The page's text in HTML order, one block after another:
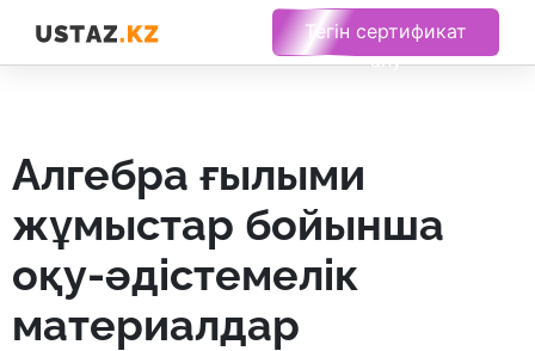
Тегін сертификат
алу
алгебра ғылыми
жұмыстар бойынша
оқу-әдістемелік
материалдар